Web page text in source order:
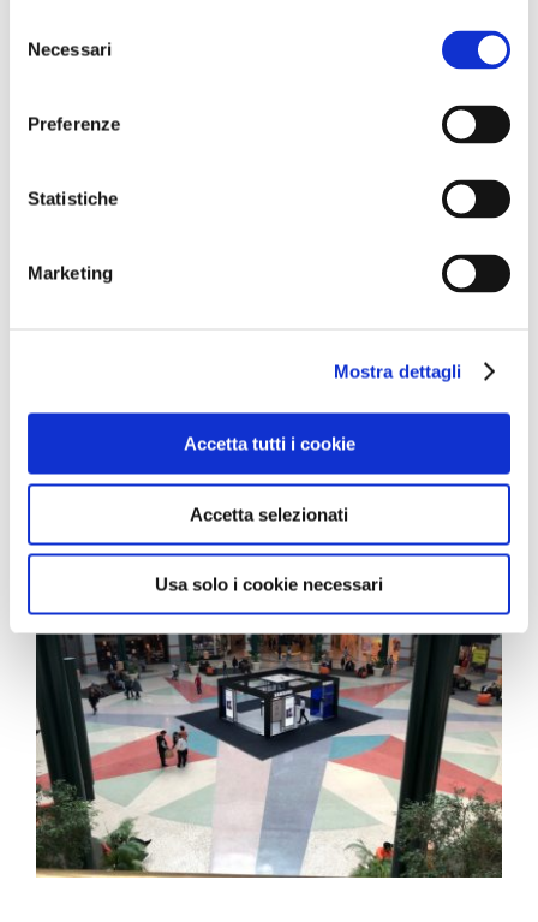
delNecessari
Preferenze
Statistiche
Marketing
Mostra dettagli
Accetta tutti i cookie
Accetta selezionati
Usa solo i cookie necessari